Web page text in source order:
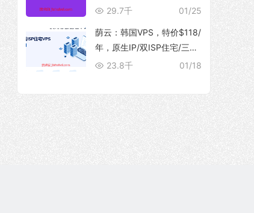
C、台湾TFN/Hinet家宽、马
01/25
29.7千
荫云：韩国VPS，特价$118/
年，原生IP/双ISP住宅/三网
优化直连/250M带宽@5T流
01/18
23.8千